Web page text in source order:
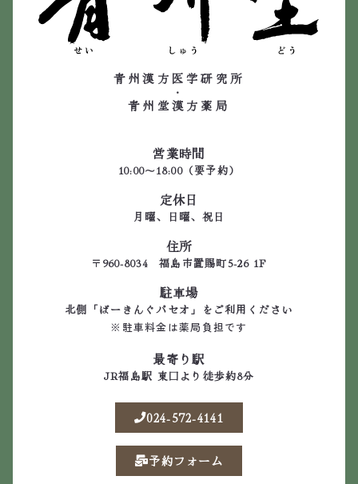
青州漢方医学研究所
・
青州堂漢方薬局
営業時間
10:00～18:00（要予約）
定休日
月曜、日曜、祝日
住所
〒960-8034 福島市置賜町5-26 1F
駐車場
北側「ぱーきんぐパセオ」をご利用ください
※駐車料金は薬局負担です
最寄り駅
JR福島駅 東口より徒歩約8分
024-572-4141
予約フォーム